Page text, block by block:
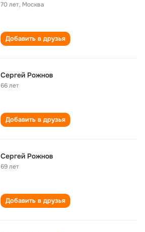
70 лет, Москва
Добавить в друзья
Сергей Рожнов
66 лет
Добавить в друзья
Сергей Рожнов
69 лет
Добавить в друзья